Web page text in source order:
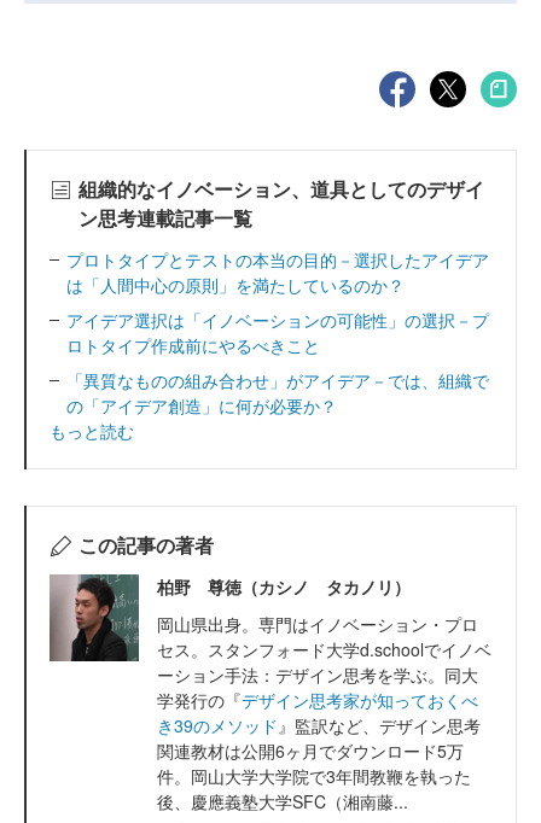
組織的なイノベーション、道具としてのデザイ
ン思考連載記事一覧
プロトタイプとテストの本当の目的－選択したアイデア
は「人間中心の原則」を満たしているのか？
アイデア選択は「イノベーションの可能性」の選択－プ
ロトタイプ作成前にやるべきこと
「異質なものの組み合わせ」がアイデア－では、組織で
の「アイデア創造」に何が必要か？
もっと読む
この記事の著者
柏野 尊徳（カシノ タカノリ）
岡山県出身。専門はイノベーション・プロ
セス。スタンフォード大学d.schoolでイノベ
ーション手法：デザイン思考を学ぶ。同大
学発行の『デザイン思考家が知っておくべ
き39のメソッド 』監訳など、デザイン思考
関連教材は公開6ヶ月でダウンロード5万
件。岡山大学大学院で3年間教鞭を執った
後、慶應義塾大学SFC（湘南藤...